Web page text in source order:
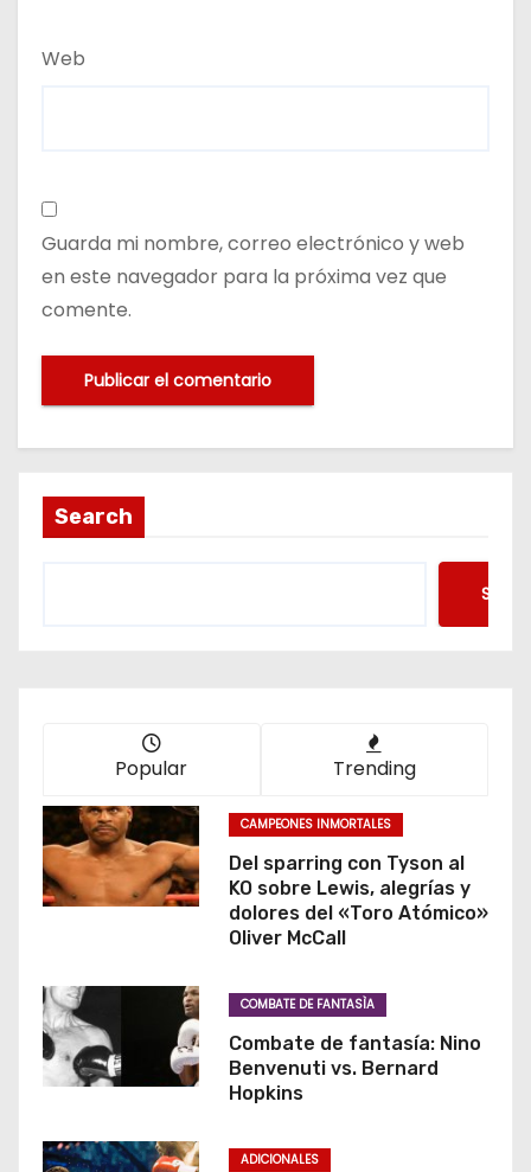
Web
Guarda mi nombre, correo electrónico y web
en este navegador para la próxima vez que
comente.
Search
Popular Trending
CAMPEONES INMORTALES
Del sparring con Tyson al
KO sobre Lewis, alegrías y
dolores del «Toro Atómico»
Oliver McCall
COMBATE DE FANTASÌA
Combate de fantasía: Nino
Benvenuti vs. Bernard
Hopkins
ADICIONALES